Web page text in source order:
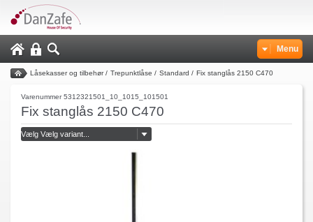
Menu
Låsekasser og tilbehør/ Trepunktlåse / Standard / Fix stanglås 2150 C470
Varenummer 5312321501_10_1015_101501
Fix stanglås 2150 C470